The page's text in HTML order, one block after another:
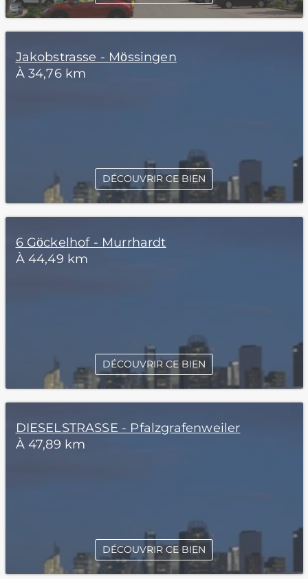
Jakobstrasse - Mössingen
À 34,76 km
DÉCOUVRIR CE BIEN
6 Göckelhof - Murrhardt
À 44,49 km
DÉCOUVRIR CE BIEN
DIESELSTRASSE - Pfalzgrafenweiler
À 47,89 km
DÉCOUVRIR CE BIEN